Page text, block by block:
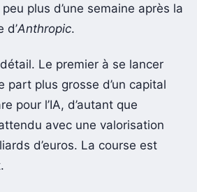
plus d’une semaine après la
d’Anthropic.
Le premier à se lancer
part plus grosse d’un capital
pour l’IA, d’autant que
avec une valorisation
d’euros. La course est